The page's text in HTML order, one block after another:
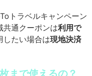
トラベルキャンペーン
共通クーポンは利用で
したい場合は現地決済
まで使えるの？